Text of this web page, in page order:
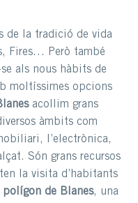
de la tradició de vida
Fires… Però també
als nous hàbits de
moltíssimes opcions
acollim grans
àmbits com
l’electrònica,
Són grans recursos
la visita d’habitants
polígon de Blanes, una